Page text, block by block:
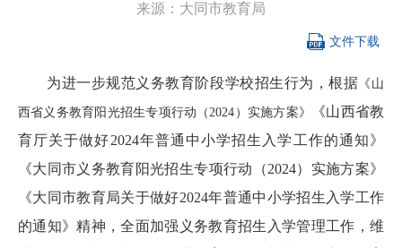
来源： 大同市教育局
 文件下载
为进一步规范义务教育阶段学校招生行为，根据 《山
西省义务教育阳光招生专项行动（2024）实施方案》
《山西省教
育厅关于做好2024年普通中小学招生入学工作的通知》
《大同市义务教育阳光招生专项行动（2024）实施方案》
《大同市教育局关于做好2024年普通中小学招生入学工作
的通知》精神，全面加强义务教育招生入学管理工作，维